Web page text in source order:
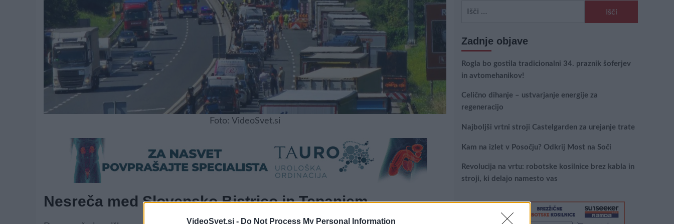
VideoSvet.si - Do Not Process My Personal Information
Foto: VideoSvet.si
Nesreča med Slovensko Bistrico in Tepanjem
Zadnje objave
Rogla bo gostila tradicionalni 34. praznik šoferjev
in avtomehanikov!
Celično dihanje – ustvarjanje energije za
regeneracijo
Najboljši vrtni stroji Castelgarden za urejanje trate
Kam na izlet v Posočju? Odkrij Most na Soči
Revolucija na vrtu: robotske kosilnice brez kabla in
stroji, ki delajo namesto vas